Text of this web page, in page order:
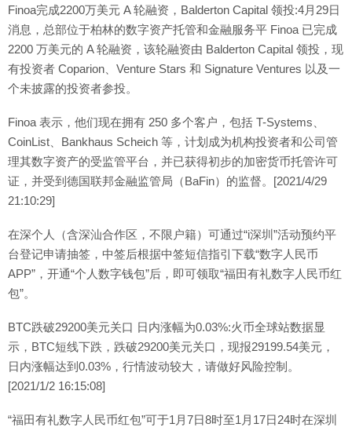
Finoa完成2200万美元 A 轮融资，Balderton Capital 领投:4月29日
消息，总部位于柏林的数字资产托管和金融服务平 Finoa 已完成
2200 万美元的 A 轮融资，该轮融资由 Balderton Capital 领投，现
有投资者 Coparion、Venture Stars 和 Signature Ventures 以及一
个未披露的投资者参投。
Finoa 表示，他们现在拥有 250 多个客户，包括 T-Systems、
CoinList、Bankhaus Scheich 等，计划成为机构投资者和公司管
理其数字资产的受监管平台，并已获得初步的加密货币托管许可
证，并受到德国联邦金融监管局（BaFin）的监督。[2021/4/29
21:10:29]
在深个人（含深汕合作区，不限户籍）可通过“i深圳”活动预约平
台登记申请抽签，中签后根据中签短信指引下载“数字人民币
APP”，开通“个人数字钱包”后，即可领取“福田有礼数字人民币红
包”。
BTC跌破29200美元关口 日内涨幅为0.03%:火币全球站数据显
示，BTC短线下跌，跌破29200美元关口，现报29199.54美元，
日内涨幅达到0.03%，行情波动较大，请做好风险控制。
[2021/1/2 16:15:08]
“福田有礼数字人民币红包”可于1月7日8时至1月17日24时在深圳